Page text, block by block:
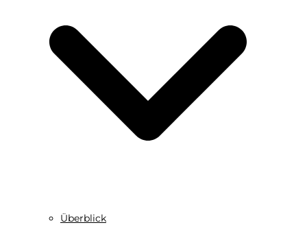
Überblick